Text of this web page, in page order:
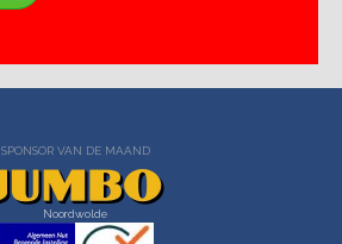
SPONSOR VAN DE MAAND
Noordwolde